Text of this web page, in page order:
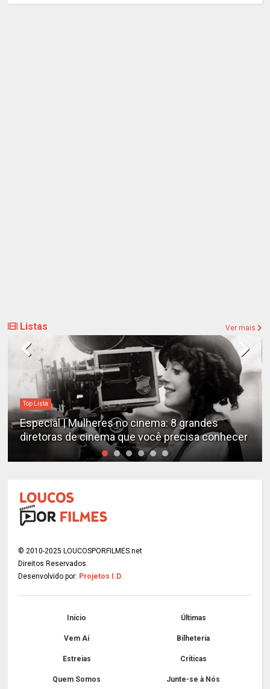
Listas Ver mais
Destaques
Estudo determina os filmes de cães mais
emocionantes de todos os tempos
© 2010-2025 LOUCOSPORFILMES.net
Direitos Reservados.
Desenvolvido por: Projetos I.D.
Início Últimas
Vem Aí Bilheteria
Estreias Críticas
Quem Somos Junte-se à Nós